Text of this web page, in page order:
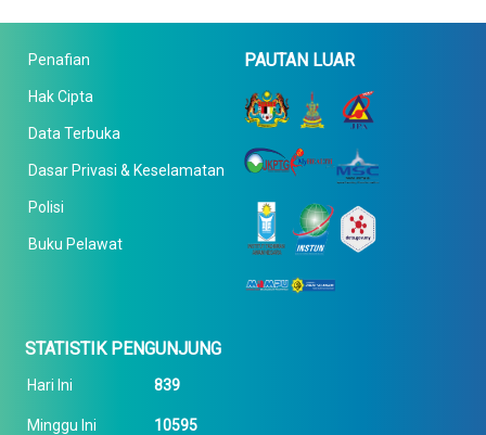
Penafian
Hak Cipta
Data Terbuka
Dasar Privasi & Keselamatan
Polisi
Buku Pelawat
PAUTAN LUAR
STATISTIK PENGUNJUNG
Hari Ini 839
Minggu Ini 10595